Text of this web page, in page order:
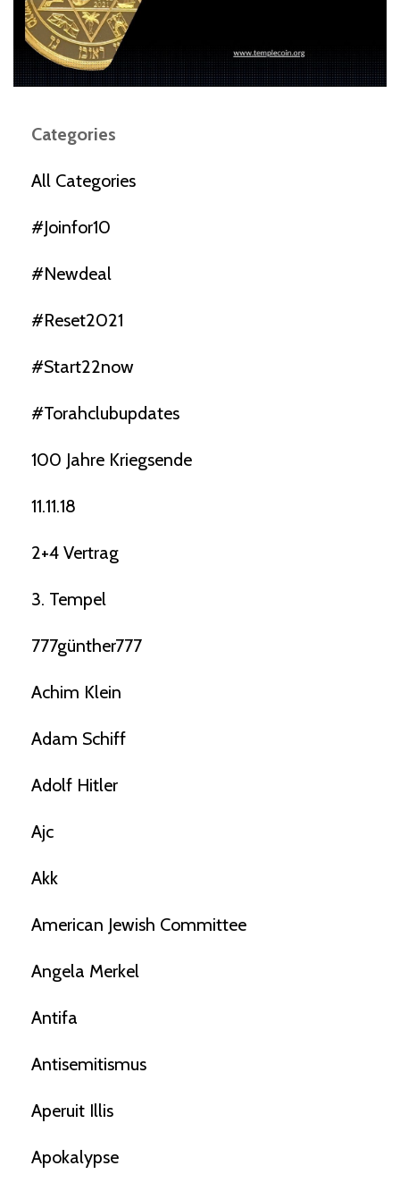
Categories
All Categories
#joinfor10
#newdeal
#reset2021
#start22now
#torahclubupdates
100 Jahre Kriegsende
11.11.18
2+4 Vertrag
3. Tempel
777günther777
Achim Klein
Adam Schiff
Adolf Hitler
Ajc
Akk
American Jewish Committee
Angela Merkel
Antifa
Antisemitismus
Aperuit Illis
Apokalypse